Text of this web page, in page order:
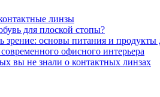
линзы
для плоской стопы?
зрение: основы питания и продукты
офисного интерьера
вы не знали о контактных линзах